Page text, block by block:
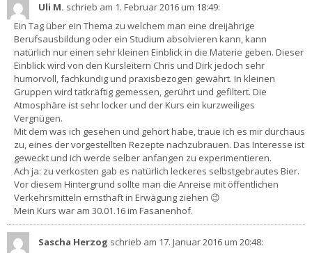
Uli M. schrieb am 1. Februar 2016um 18:49:
Ein Tag über ein Thema zu welchem man eine dreijährige
Berufsausbildung oder ein Studium absolvieren kann, kann
natürlich nur einen sehr kleinen Einblick in die Materie geben. Dieser
Einblick wird von den Kursleitern Chris und Dirk jedoch sehr
humorvoll, fachkundig und praxisbezogen gewährt. In kleinen
Gruppen wird tatkräftig gemessen, gerührt und gefiltert. Die
Atmosphäre ist sehr locker und der Kurs ein kurzweiliges
Vergnügen.
Mit dem was ich gesehen und gehört habe, traue ich es mir durchaus
zu, eines der vorgestellten Rezepte nachzubrauen. Das Interesse ist
geweckt und ich werde selber anfangen zu experimentieren.
Ach ja: zu verkosten gab es natürlich leckeres selbstgebrautes Bier.
Vor diesem Hintergrund sollte man die Anreise mit öffentlichen
Verkehrsmitteln ernsthaft in Erwägung ziehen 😉
Mein Kurs war am 30.01.16 im Fasanenhof.
Sascha Herzog schrieb am 17. Januar 2016um 20:48: